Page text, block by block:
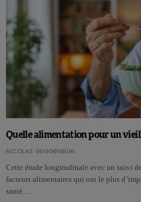
Quelle alimentation pour un
NICOLAS GUGGENBÜHL
Cette étude longitudinale avec un suivi
facteurs alimentaires qui ont le plus
santé.…